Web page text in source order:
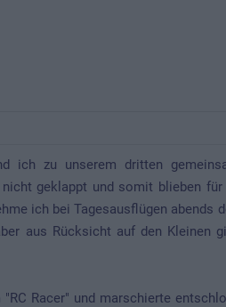
ich zu unserem dritten
geklappt und somit blieben
ich bei Tagesausflügen abends
aus Rücksicht auf den Kleinen
Racer" und marschierte